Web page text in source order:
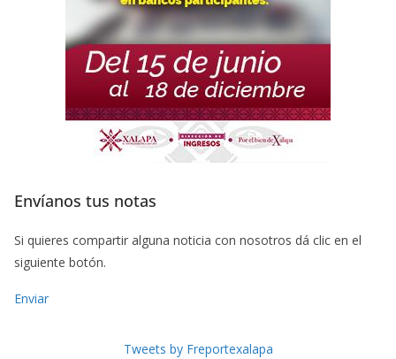
Envíanos tus notas
Si quieres compartir alguna noticia con nosotros dá clic en el
siguiente botón.
Enviar
Tweets by Freportexalapa